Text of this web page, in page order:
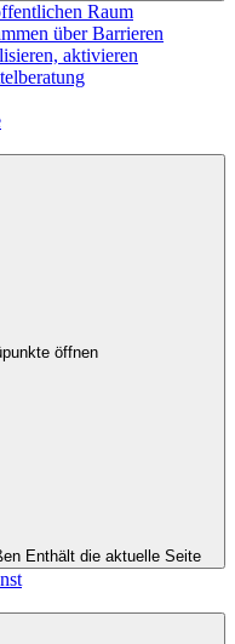
Raum
über Barrieren
aktivieren
öffnen
Enthält die aktuelle Seite